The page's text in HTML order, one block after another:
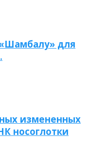
для
измененных
носоглотки